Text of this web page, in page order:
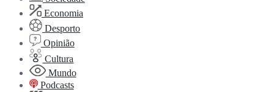
Economia
Desporto
Opinião
Cultura
Mundo
Podcasts